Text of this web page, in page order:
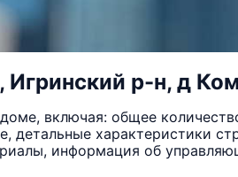
Игринский р-н, д
включая: общее
характеристики
информация об